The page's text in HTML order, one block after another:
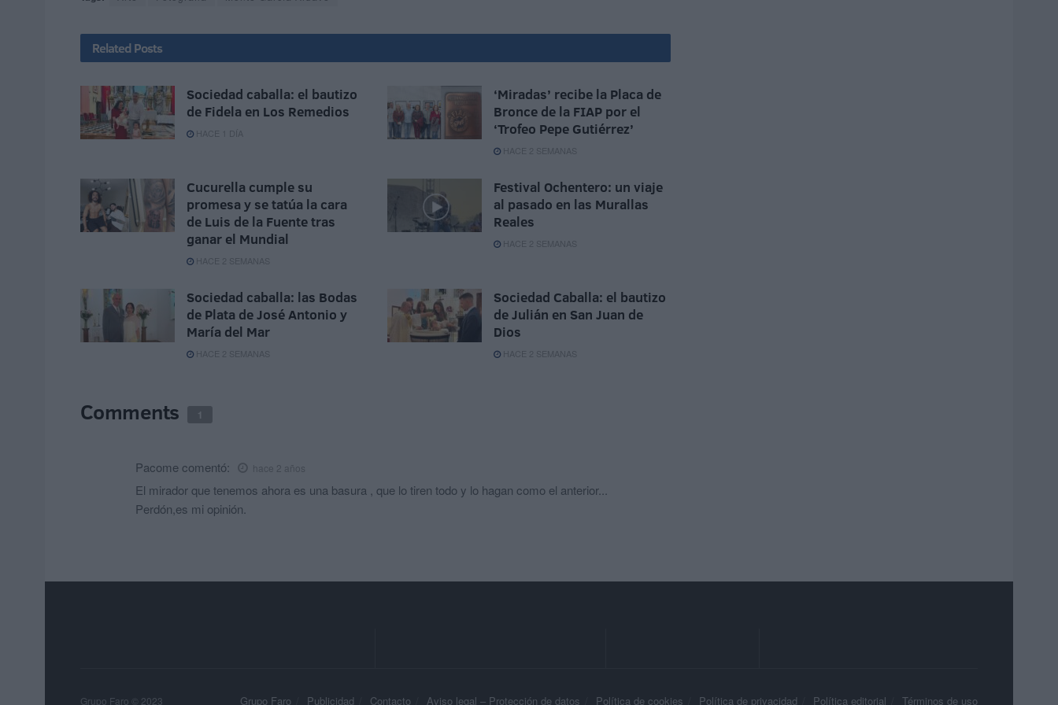
Related Posts
Sociedad caballa: el bautizo
de Fidela en Los Remedios
HACE 1 DÍA
‘Miradas’ recibe la Placa de
Bronce de la FIAP por el
‘Trofeo Pepe Gutiérrez’
HACE 2 SEMANAS
Cucurella cumple su
promesa y se tatúa la cara
de Luis de la Fuente tras
ganar el Mundial
HACE 2 SEMANAS
Festival Ochentero: un viaje
al pasado en las Murallas
Reales
HACE 2 SEMANAS
Sociedad caballa: las Bodas
de Plata de José Antonio y
María del Mar
HACE 2 SEMANAS
Sociedad Caballa: el bautizo
de Julián en San Juan de
Dios
HACE 2 SEMANAS
Comments 1
Pacome comentó: hace 2 años
El mirador que tenemos ahora es una basura , que lo tiren todo y lo hagan como el anterior...
Perdón,es mi opinión.
Grupo Faro Publicidad Contacto Aviso legal – Protección de datos Política de cookies Política de privacidad Política editorial Términos de uso
Grupo Faro © 2023